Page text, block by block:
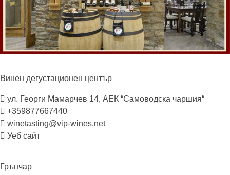
Винен дегустационен център
ул. Георги Мамарчев 14, АЕК “Самоводска чаршия“
+359877667440
winetasting@vip-wines.net
Уеб сайт
Грънчар